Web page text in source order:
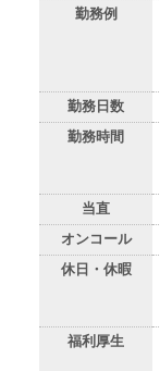
勤務例
勤務日数
勤務時間
当直
オンコール
休日・休暇
福利厚生